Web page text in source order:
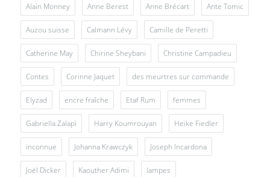
Alain Monney Anne Berest Anne Brécart Ante Tomic
Auzou suisse Calmann Lévy Camille de Peretti
Catherine May Chirine Sheybani Christine Campadieu
Contes Corinne Jaquet des meurtres sur commande
Elyzad encre fraîche Etaf Rum femmes
Gabriella Zalapì Harry Koumrouyan Heike Fiedler
inconnue Johanna Krawczyk Joseph Incardona
Joël Dicker Kaouther Adimi lampes